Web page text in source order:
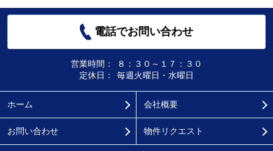
電話でお問い合わせ
営業時間：
８：３０～１７：３０
定休日：
毎週火曜日・水曜日
ホーム 会社概要
お問い合わせ 物件リクエスト